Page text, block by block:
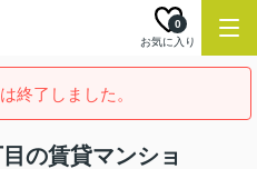
お気に入り
0
終了しました。
の賃貸マンショ